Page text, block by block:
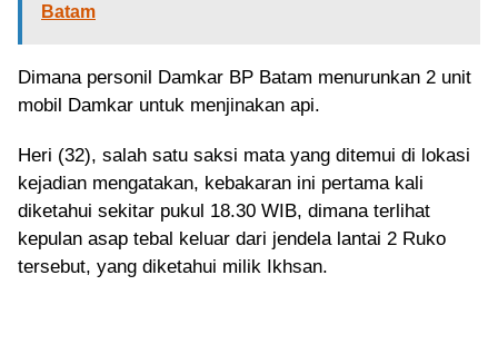
Batam
Dimana personil Damkar BP Batam menurunkan 2 unit
mobil Damkar untuk menjinakan api.
Heri (32), salah satu saksi mata yang ditemui di lokasi
kejadian mengatakan, kebakaran ini pertama kali
diketahui sekitar pukul 18.30 WIB, dimana terlihat
kepulan asap tebal keluar dari jendela lantai 2 Ruko
tersebut, yang diketahui milik Ikhsan.